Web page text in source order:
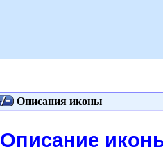
Описания иконы
Описание